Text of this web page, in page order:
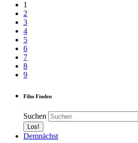
1
2
3
4
5
6
7
8
9
Film Finden
Suchen
Demnächst